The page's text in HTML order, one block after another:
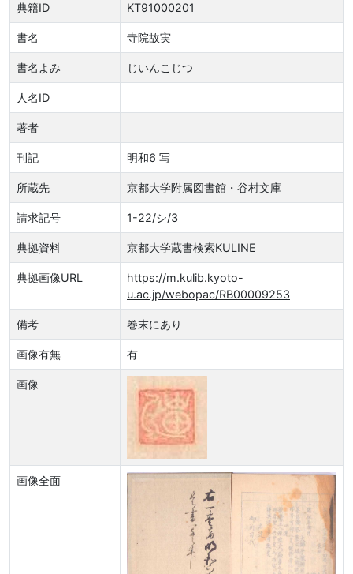
典籍ID KT91000201
書名 寺院故実
書名よみ じいんこじつ
人名ID
著者
刊記 明和6 写
所蔵先 京都大学附属図書館・谷村文庫
請求記号 1-22/シ/3
典拠資料 京都大学蔵書検索KULINE
典拠画像URL
https://m.kulib.kyoto-
u.ac.jp/webopac/RB00009253
備考 巻末にあり
画像有無 有
画像
画像全面